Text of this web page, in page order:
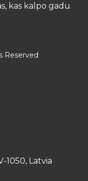
kas kalpo gadu
Reserved
1050, Latvia